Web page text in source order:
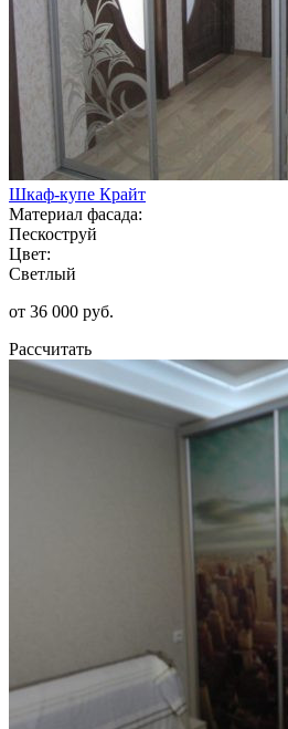
Шкаф-купе Крайт
Материал фасада:
Пескоструй
Цвет:
Светлый
от 36 000 руб.
Рассчитать